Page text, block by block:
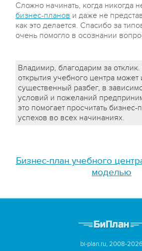
Сложно начинать, когда никогда
бизнес-планов и даже не
как это делается. Спасибо за
очень помогло в осознании
Владимир, благодарим за
открытия учебного центра может
существенный разбег, в
условий и пожеланий
это помогает просчитать
успехов во всех начинаниях.
Бизнес-план учебного
моделью
bi-plan.ru, 2008-2026